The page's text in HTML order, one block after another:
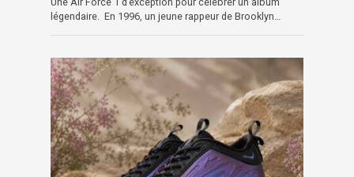
légendaire. En 1996, un jeune rappeur de Brooklyn…